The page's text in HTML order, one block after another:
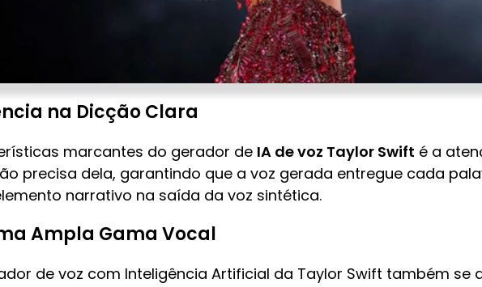
na Dicção Clara
marcantes do gerador de IA de voz Taylor Swift é a
precisa dela, garantindo que a voz gerada entregue cada
narrativo na saída da voz sintética.
Ampla Gama Vocal
de voz com Inteligência Artificial da Taylor Swift também se